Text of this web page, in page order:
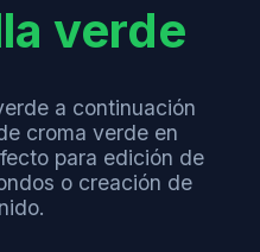
verde
a continuación
croma verde en
para edición de
o creación de